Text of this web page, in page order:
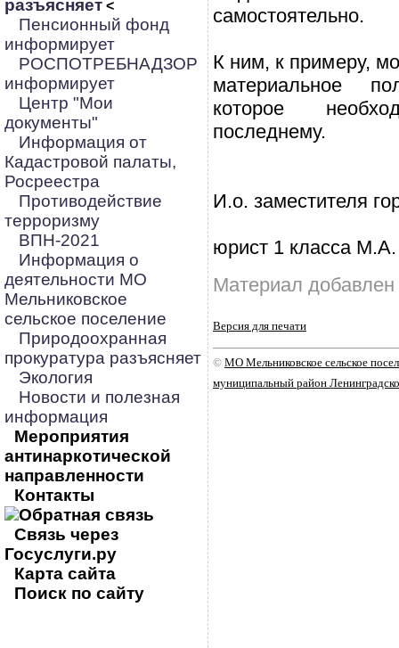
разъясняет <
Пенсионный фонд
информирует
РОСПОТРЕБНАДЗОР
информирует
Центр "Мои
документы"
Информация от
Кадастровой палаты,
Росреестра
Противодействие
терроризму
ВПН-2021
Информация о
деятельности МО
Мельниковское
сельское поселение
Природоохранная
прокуратура разъясняет
Экология
Новости и полезная
информация
Мероприятия
антинаркотической
направленности
Контакты
Обратная связь
Связь через
Госуслуги.ру
Карта сайта
Поиск по сайту
самостоятельно.
К ним, к примеру,
материальное
которое
последнему.
И.о. заместителя
юрист 1 класса
Материал добавлен
Версия для печати
© МО Мельниковское сельское
муниципальный район